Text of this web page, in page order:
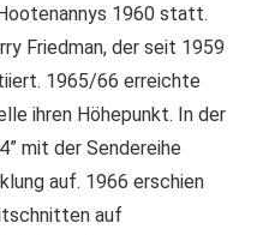
1960 statt.
Friedman, der seit 1959
1965/66 erreichte
ihren Höhepunkt. In der
mit der Sendereihe
auf. 1966 erschien
auf